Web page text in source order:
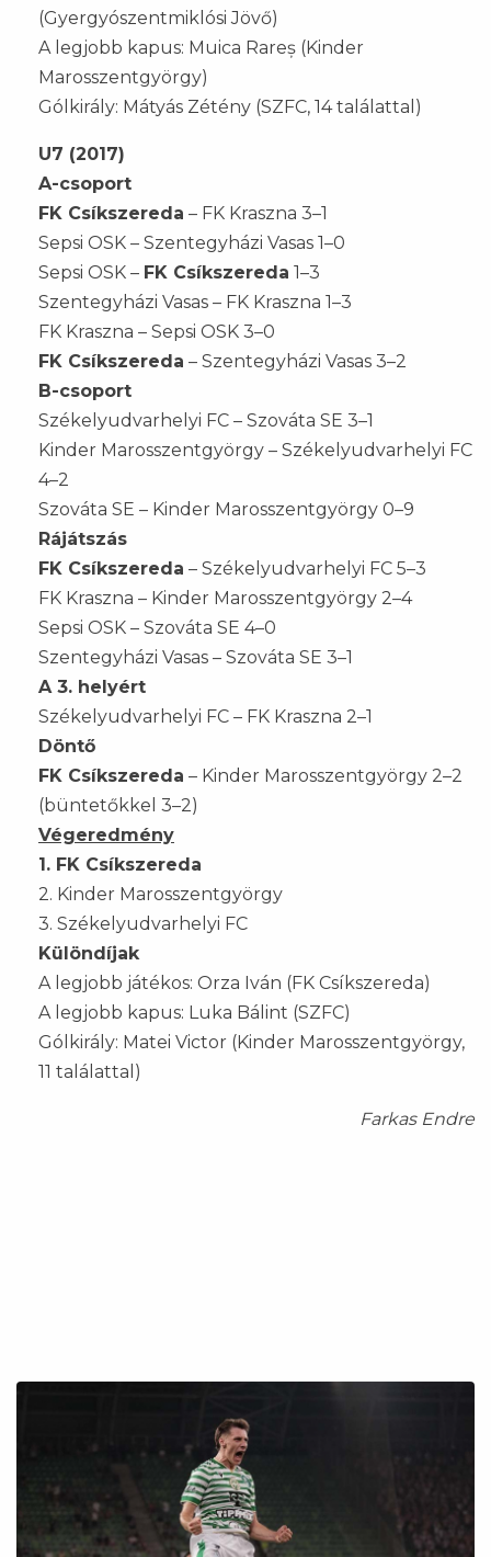
(Gyergyószentmiklósi Jövő)
A legjobb kapus: Muica Rareș (Kinder
Marosszentgyörgy)
Gólkirály: Mátyás Zétény (SZFC, 14 találattal)
U7 (2017)
A-csoport
FK Csíkszereda – FK Kraszna 3–1
Sepsi OSK – Szentegyházi Vasas 1–0
Sepsi OSK – FK Csíkszereda 1–3
Szentegyházi Vasas – FK Kraszna 1–3
FK Kraszna – Sepsi OSK 3–0
FK Csíkszereda – Szentegyházi Vasas 3–2
B-csoport
Székelyudvarhelyi FC – Szováta SE 3–1
Kinder Marosszentgyörgy – Székelyudvarhelyi FC
4–2
Szováta SE – Kinder Marosszentgyörgy 0–9
Rájátszás
FK Csíkszereda – Székelyudvarhelyi FC 5–3
FK Kraszna – Kinder Marosszentgyörgy 2–4
Sepsi OSK – Szováta SE 4–0
Szentegyházi Vasas – Szováta SE 3–1
A 3. helyért
Székelyudvarhelyi FC – FK Kraszna 2–1
Döntő
FK Csíkszereda – Kinder Marosszentgyörgy 2–2
(büntetőkkel 3–2)
Végeredmény
1. FK Csíkszereda
2. Kinder Marosszentgyörgy
3. Székelyudvarhelyi FC
Különdíjak
A legjobb játékos: Orza Iván (FK Csíkszereda)
A legjobb kapus: Luka Bálint (SZFC)
Gólkirály: Matei Victor (Kinder Marosszentgyörgy,
11 találattal)
Farkas Endre